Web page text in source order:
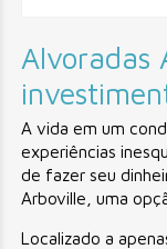
Alvoradas
A vida em um
experiências
de fazer seu
Arboville, uma
Localizado a